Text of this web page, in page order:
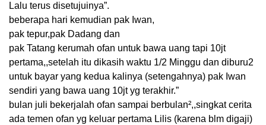
Lalu terus disetujuinya”.
beberapa hari kemudian pak Iwan,
pak tepur,pak Dadang dan
pak Tatang kerumah ofan untuk bawa uang tapi 10jt
pertama,,setelah itu dikasih waktu 1/2 Minggu dan diburu2
untuk bayar yang kedua kalinya (setengahnya) pak Iwan
sendiri yang bawa uang 10jt yg terakhir.”
bulan juli bekerjalah ofan sampai berbulan²,,singkat cerita
ada temen ofan yg keluar pertama Lilis (karena blm digaji)